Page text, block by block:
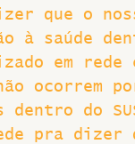
que o
à saúde
em rede
ocorrem
dentro do
pra dizer